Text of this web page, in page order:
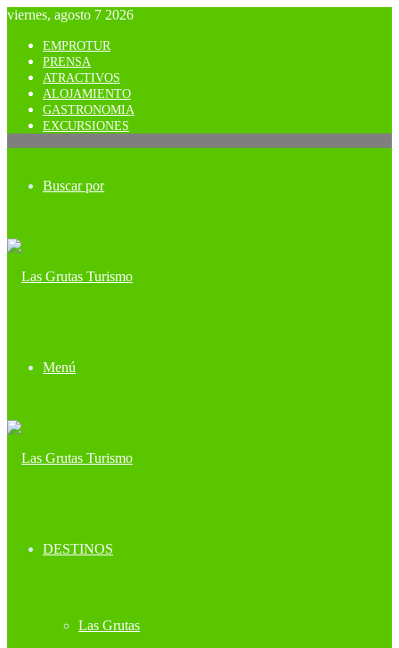
viernes, agosto 7 2026
EMPROTUR
PRENSA
ATRACTIVOS
ALOJAMIENTO
GASTRONOMIA
EXCURSIONES
Buscar por
Menú
DESTINOS
Las Grutas